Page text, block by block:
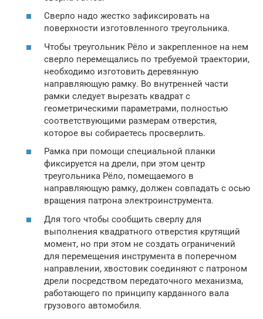
Сверло надо жестко зафиксировать на
поверхности изготовленного треугольника.
Чтобы треугольник Рёло и закрепленное на нем
сверло перемещались по требуемой траектории,
необходимо изготовить деревянную
направляющую рамку. Во внутренней части
рамки следует вырезать квадрат с
геометрическими параметрами, полностью
соответствующими размерам отверстия,
которое вы собираетесь просверлить.
Рамка при помощи специальной планки
фиксируется на дрели, при этом центр
треугольника Рёло, помещаемого в
направляющую рамку, должен совпадать с осью
вращения патрона электроинструмента.
Для того чтобы сообщить сверлу для
выполнения квадратного отверстия крутящий
момент, но при этом не создать ограничений
для перемещения инструмента в поперечном
направлении, хвостовик соединяют с патроном
дрели посредством передаточного механизма,
работающего по принципу карданного вала
грузового автомобиля.